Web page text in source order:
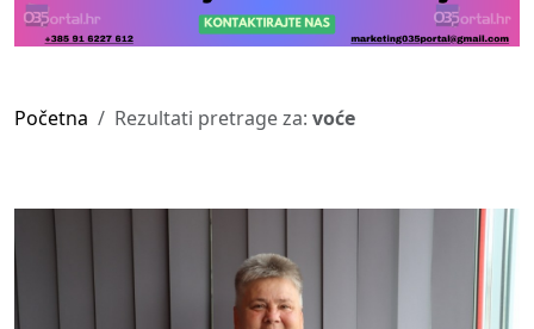
Početna Rezultati pretrage za: voće